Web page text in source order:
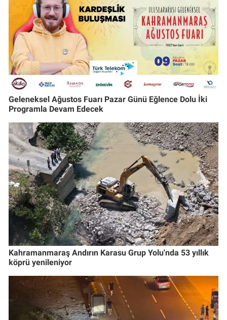
Geleneksel Ağustos Fuarı Pazar Günü Eğlence Dolu İki
Programla Devam Edecek
Kahramanmaraş Andırın Karasu Grup Yolu'nda 53 yıllık
köprü yenileniyor